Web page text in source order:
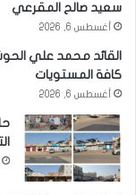
سعيد صالح المقرعي
أغسطس 6, 2026
القائد محمد علي
كافة المستويات
أغسطس 6, 2026